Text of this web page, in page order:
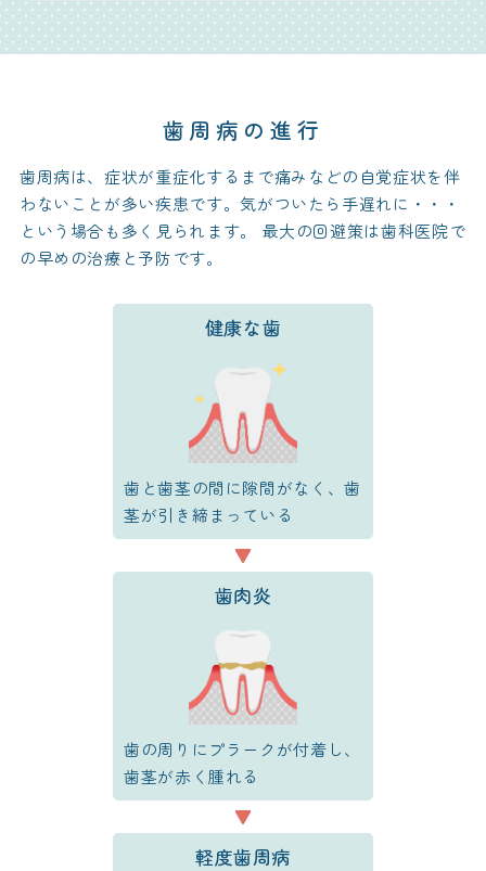
歯周病の進行
歯周病は、症状が重症化するまで痛みなどの自覚症状を伴
わないことが多い疾患です。 気がついたら手遅れに・・・
という場合も多く見られます。 最大の回避策は歯科医院で
の早めの治療と予防です。
健康な歯
歯と歯茎の間に隙間がなく、歯
茎が引き締まっている
歯肉炎
歯の周りにプラークが付着し、
歯茎が赤く腫れる
軽度歯周病